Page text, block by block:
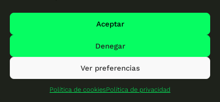
Aceptar
Denegar
Ver preferencias
Política de cookiesPolítica de privacidad
Protección de datos